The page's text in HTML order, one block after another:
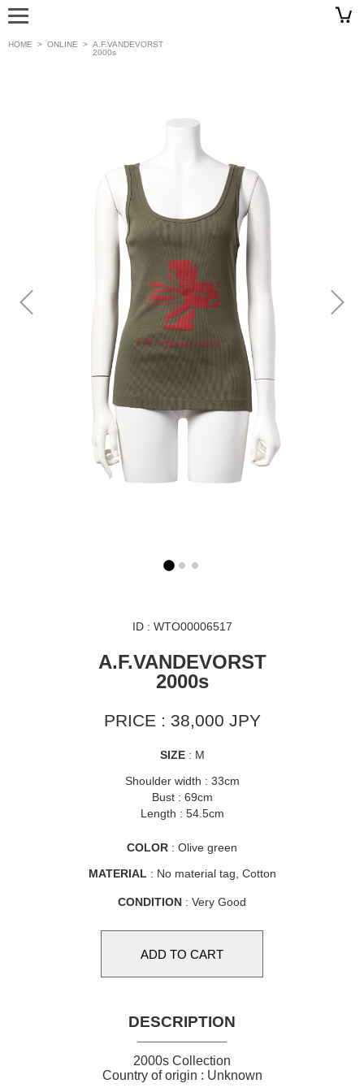
HOME > ONLINE > A.F.VANDEVORST
2000s
ID : WTO00006517
A.F.VANDEVORST
2000s
PRICE : 38,000 JPY
SIZE: M
Shoulder width : 33cm
Bust : 69cm
Length : 54.5cm
COLOR : Olive green
MATERIAL : No material tag, Cotton
CONDITION : Very Good
DESCRIPTION
2000s Collection
Country of origin : Unknown